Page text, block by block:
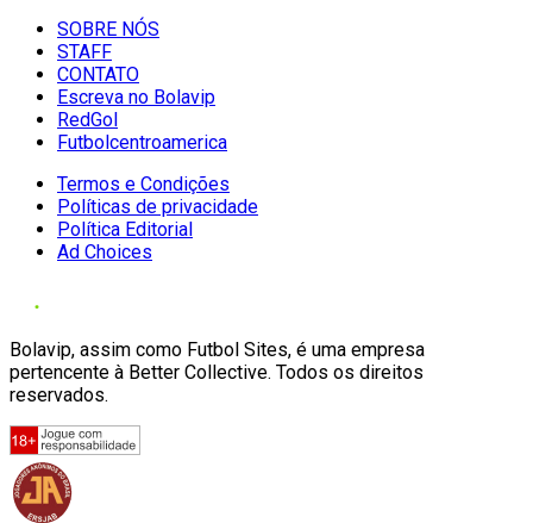
SOBRE NÓS
STAFF
CONTATO
Escreva no Bolavip
RedGol
Futbolcentroamerica
Termos e Condições
Políticas de privacidade
Política Editorial
Ad Choices
Bolavip, assim como Futbol Sites, é uma empresa
pertencente à Better Collective. Todos os direitos
reservados.